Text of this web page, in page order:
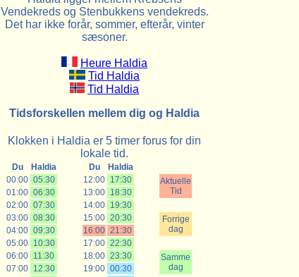
Vendekreds og Stenbukkens vendekreds.
Det har ikke forår, sommer, efterår, vinter
sæsoner.
Heure Haldia
Tid Haldia
Tid Haldia
Tidsforskellen mellem dig og Haldia
Klokken i Haldia er 5 timer forus for din
lokale tid.
Du Haldia Du
Haldia
00:00 05:30 12:00 17:30
Aktuelle
Tid
01:00 06:30 13:00 18:30
02:00 07:30 14:00 19:30
03:00 08:30 15:00 20:30
Forrige
dag
04:00 09:30 16:00 21:30
05:00 10:30 17:00 22:30
06:00 11:30 18:00 23:30
Samme
dag
07:00 12:30 19:00 00:30